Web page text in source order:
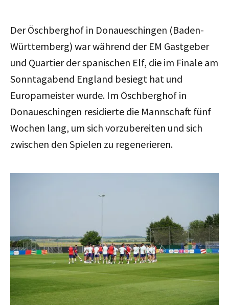
Der Öschberghof in Donaueschingen (Baden-
Württemberg) war während der EM Gastgeber
und Quartier der spanischen Elf, die im Finale am
Sonntagabend England besiegt hat und
Europameister wurde. Im Öschberghof in
Donaueschingen residierte die Mannschaft fünf
Wochen lang, um sich vorzubereiten und sich
zwischen den Spielen zu regenerieren.